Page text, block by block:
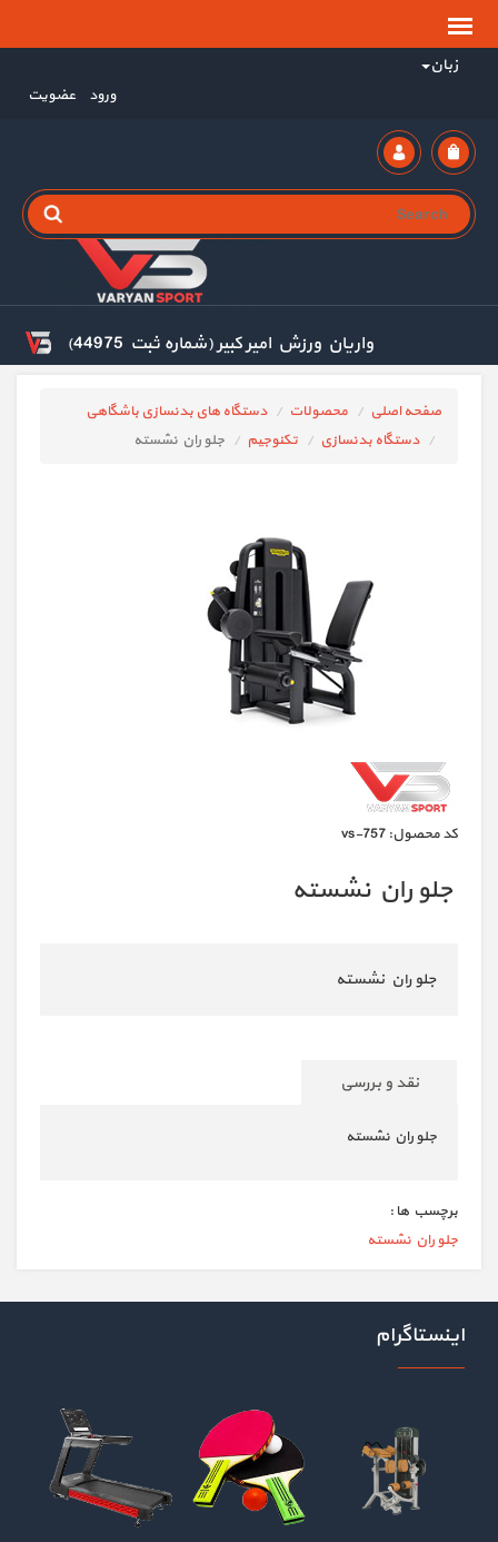
زبان
ورود عضویت
واریان ورزش امیر کبیر (شماره ثبت 44975)
صفحه اصلی محصولات
دستگاه های بدنسازی باشگاهی
دستگاه بدنسازی
تکنوجیم جلو ران نشسته
كد محصول: vs-757
جلو ران نشسته
جلو ران نشسته
نقد و بررسی
جلو ران نشسته
برچسب ها :
جلو ران نشسته
اینستاگرام